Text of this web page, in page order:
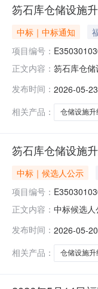
笏石库仓储设施
中标｜中标通知
项目编号：
正文内容： 笏石库仓
称履约保
发布时间： 2026-05-
相关产品：
仓储设施
笏石库仓储设施
中标｜候选人公示
项目编号：
正文内容： 中标候选
期1河南第
选
发布时间： 2026-05-
相关产品：
仓储设施升